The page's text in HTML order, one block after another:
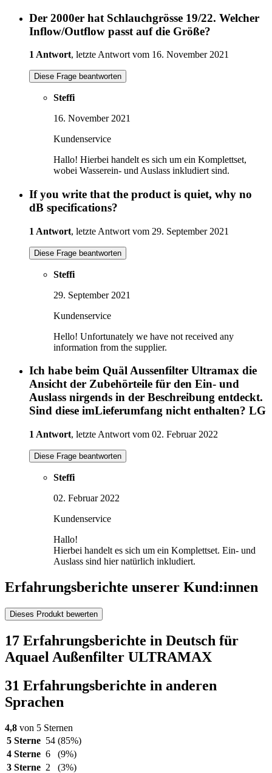
Der 2000er hat Schlauchgrösse 19/22. Welcher
Inflow/Outflow passt auf die Größe?
1 Antwort, letzte Antwort vom 16. November 2021
Diese Frage beantworten
Steffi
16. November 2021
Kundenservice
Hallo! Hierbei handelt es sich um ein Komplettset,
wobei Wasserein- und Auslass inkludiert sind.
If you write that the product is quiet, why no
dB specifications?
1 Antwort, letzte Antwort vom 29. September 2021
Diese Frage beantworten
Steffi
29. September 2021
Kundenservice
Hello! Unfortunately we have not received any
information from the supplier.
Ich habe beim Quäl Aussenfilter Ultramax die
Ansicht der Zubehörteile für den Ein- und
Auslass nirgends in der Beschreibung entdeckt.
Sind diese imLieferumfang nicht enthalten? LG
1 Antwort, letzte Antwort vom 02. Februar 2022
Diese Frage beantworten
Steffi
02. Februar 2022
Kundenservice
Hallo!
Hierbei handelt es sich um ein Komplettset. Ein- und
Auslass sind hier natürlich inkludiert.
Erfahrungsberichte unserer Kund:innen
Dieses Produkt bewerten
17 Erfahrungsberichte in Deutsch für
Aquael Außenfilter ULTRAMAX
31 Erfahrungsberichte in anderen
Sprachen
4,8 von 5 Sternen
5 Sterne 54 (85%)
4 Sterne 6
(9%)
3 Sterne 2
(3%)